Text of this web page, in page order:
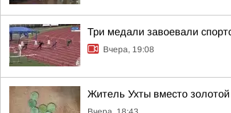
Три медали завоевали
Вчера, 19:08
Житель Ухты вместо